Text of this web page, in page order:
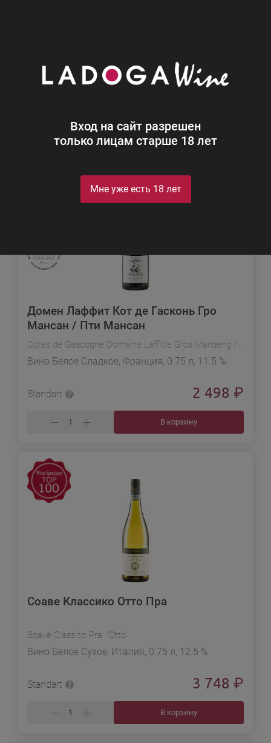
Вход на сайт разрешен
только лицам старше 18 лет
Мне уже есть 18 лет
Вино
Сортировка
Домен Лаффит Кот де Гасконь Гро
Мансан / Пти Мансан
Cotes de Gascogne Domaine Laffitte Gros Manseng / Petit Manseng
Вино Белое Сладкое, Франция, 0.75 л, 11.5 %
Standart 2 498 ₽
В корзину
Соаве Классико Отто Пра
Soave Classico Pra. "Otto"
Вино Белое Сухое, Италия, 0.75 л, 12.5 %
Standart 3 748 ₽
В корзину